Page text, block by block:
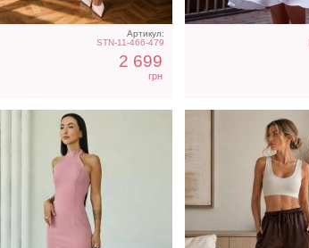
Артикул:
STN-11-466-479
2 699
грн